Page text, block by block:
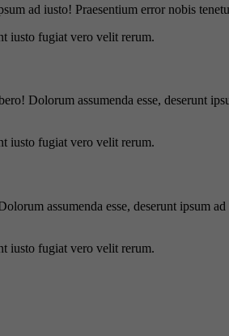
ad iusto! Praesentium error nobis
iusto fugiat vero velit rerum.
Dolorum assumenda esse, deserunt
iusto fugiat vero velit rerum.
assumenda esse, deserunt ipsum
iusto fugiat vero velit rerum.